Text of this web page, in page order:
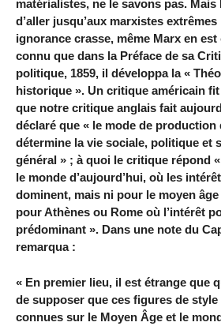
matérialistes, ne le savons pas. Mais
d’aller jusqu’aux marxistes
ignorance crasse, même Marx en
connu que dans la Préface de sa
politique, 1859, il développa la «
historique ». Un critique américain
que notre critique anglais fait
déclaré que « le mode de production
détermine la vie sociale, politique et
général » ; à quoi le critique répond
le monde d’aujourd’hui, où les
dominent, mais ni pour le moyen
pour Athènes ou Rome où l’intérêt
prédominant ». Dans une note du
remarqua :
« En premier lieu, il est étrange que
de supposer que ces figures de
connues sur le Moyen Âge et le